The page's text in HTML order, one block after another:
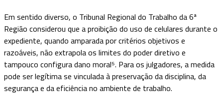
Em sentido diverso, o Tribunal Regional do Trabalho da 6ª
Região considerou que a proibição do uso de celulares durante o
expediente, quando amparada por critérios objetivos e
razoáveis, não extrapola os limites do poder diretivo e
tampouco configura dano moral⁵. Para os julgadores, a medida
pode ser legítima se vinculada à preservação da disciplina, da
segurança e da eficiência no ambiente de trabalho.